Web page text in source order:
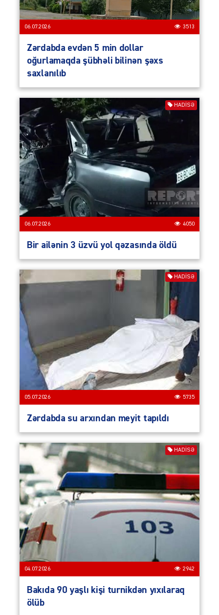
06.07.2026 3513
Zərdabda evdən 5 min dollar
oğurlamaqda şübhəli bilinən şəxs
saxlanılıb
HADISƏ
06.07.2026 4050
Bir ailənin 3 üzvü yol qəzasında öldü
HADISƏ
05.07.2026 5735
Zərdabda su arxından meyit tapıldı
HADISƏ
04.07.2026 2942
Bakıda 90 yaşlı kişi turnikdən yıxılaraq
ölüb